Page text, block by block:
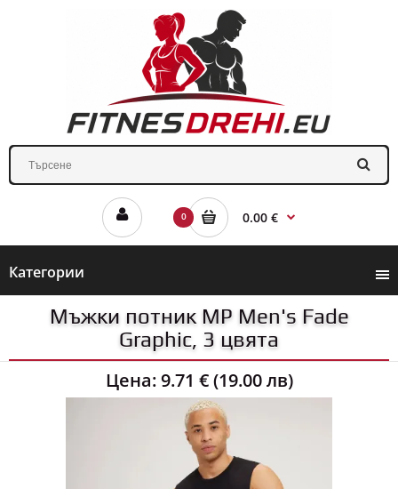
0 0.00 €
Категории
Мъжки потник MP Men's Fade
Graphic, 3 цвята
Цена:9.71 € (19.00 лв)